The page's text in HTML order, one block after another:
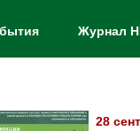
Журнал
28